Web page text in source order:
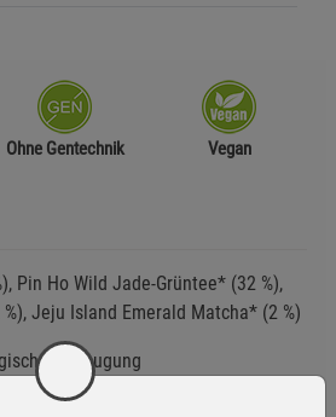
Ohne Gentechnik Vegan
Pin Ho Wild Jade-Grüntee* (32 %),
Jeju Island Emerald Matcha* (2 %)
Erzeugung